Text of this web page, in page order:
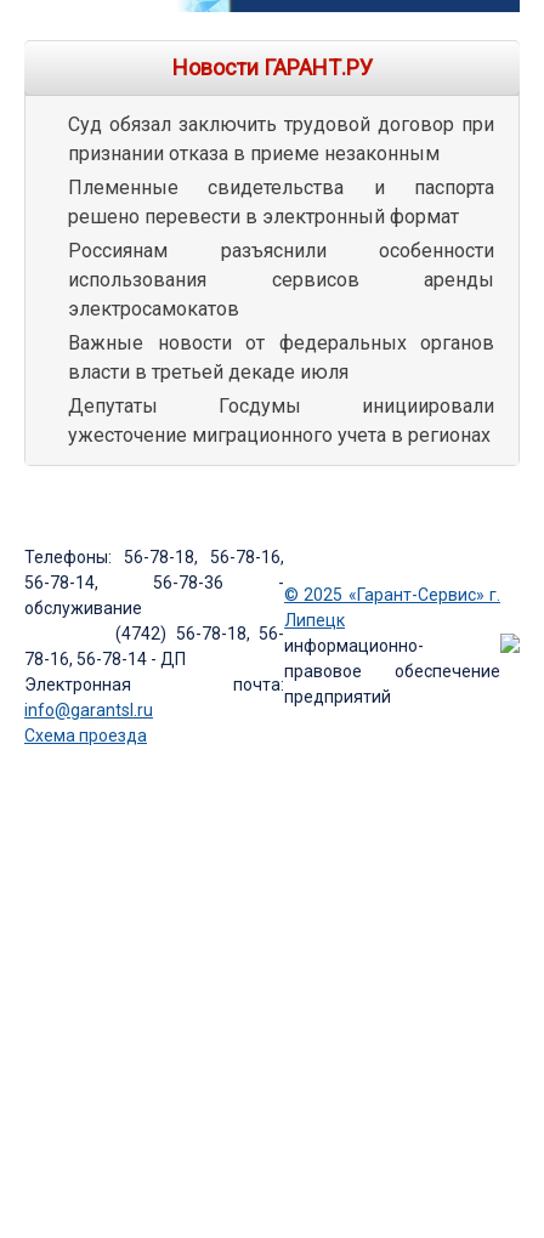
Новости ГАРАНТ.РУ
Суд обязал заключить трудовой договор при
признании отказа в приеме незаконным
Племенные свидетельства и паспорта
решено перевести в электронный формат
Россиянам разъяснили особенности
использования сервисов аренды
электросамокатов
Важные новости от федеральных органов
власти в третьей декаде июля
Депутаты Госдумы инициировали
ужесточение миграционного учета в регионах
Телефоны: 56-78-18, 56-78-16,
56-78-14, 56-78-36 -
обслуживание
(4742) 56-78-18, 56-
78-16, 56-78-14 - ДП
Электронная почта:
info@garantsl.ru
Схема проезда
© 2025 «Гарант-Сервис» г.
Липецк
информационно-
правовое обеспечение
предприятий